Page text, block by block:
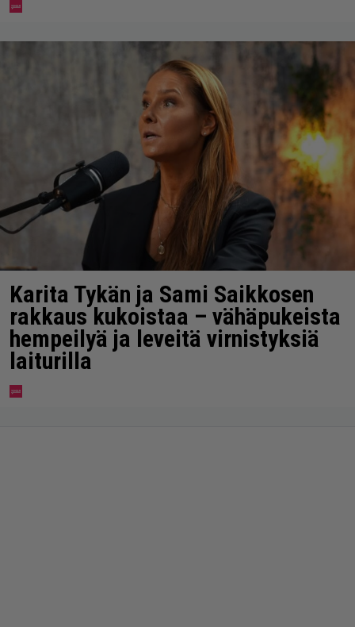
Karita Tykän ja Sami Saikkosen
rakkaus kukoistaa – vähäpukeista
hempeilyä ja leveitä virnistyksiä
laiturilla